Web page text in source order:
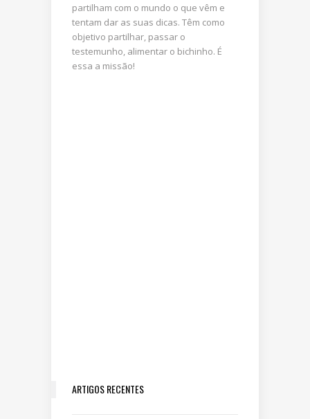
partilham com o mundo o que vêm e
tentam dar as suas dicas. Têm como
objetivo partilhar, passar o
testemunho, alimentar o bichinho. É
essa a missão!
ARTIGOS RECENTES